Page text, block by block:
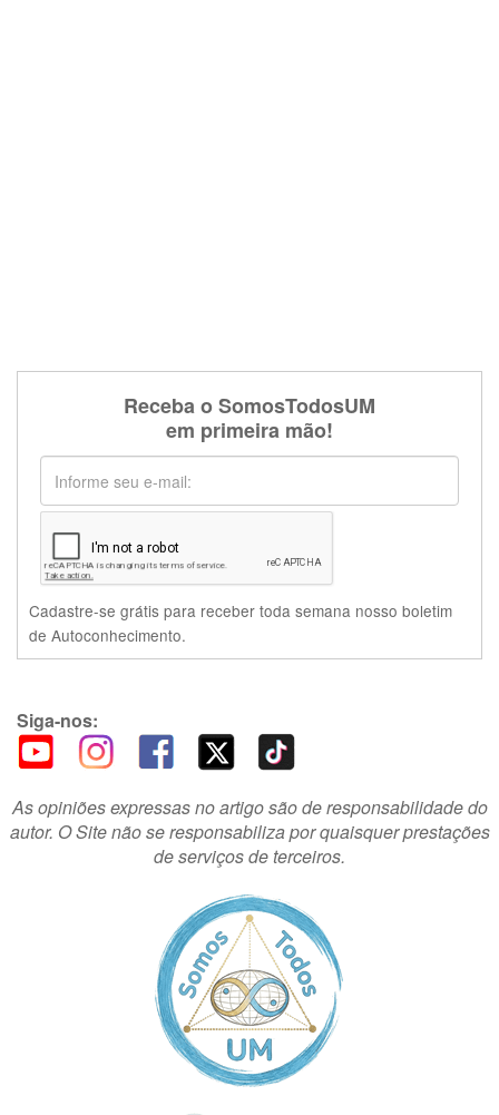
Receba o SomosTodosUM
em primeira mão!
Cadastre-se grátis para receber toda semana nosso boletim
de Autoconhecimento.
Siga-nos:
As opiniões expressas no artigo são de responsabilidade do
autor. O Site não se responsabiliza por quaisquer prestações
de serviços de terceiros.